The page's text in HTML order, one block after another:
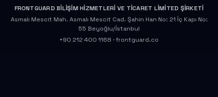
FRONTGUARD BİLİŞİM HİZMETLERİ VE TİCARET LİMİTED ŞİRKETİ
Asmalı Mescit Mah. Asmalı Mescit Cad. Şahin Han No: 21 İç Kapı No:
55 Beyoğlu/İstanbul
+90 212 400 1168 ·frontguard.co